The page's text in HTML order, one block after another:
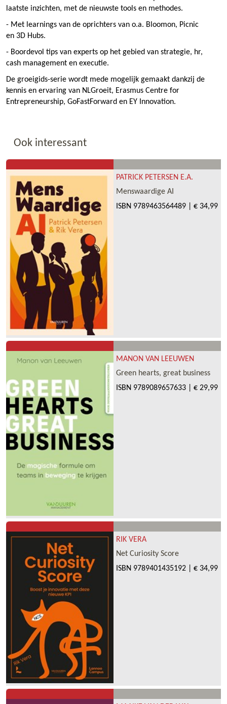
laatste inzichten, met de nieuwste tools en methodes.
- Met learnings van de oprichters van o.a. Bloomon, Picnic
en 3D Hubs.
- Boordevol tips van experts op het gebied van strategie, hr,
cash management en executie.
De groeigids-serie wordt mede mogelijk gemaakt dankzij de
kennis en ervaring van NLGroeit, Erasmus Centre for
Entrepreneurship, GoFastForward en EY Innovation.
Ook interessant
PATRICK PETERSEN E.A.
Menswaardige AI
ISBN 9789463564489 € 34,99
MANON VAN LEEUWEN
Green hearts, great business
ISBN 9789089657633 € 29,99
RIK VERA
Net Curiosity Score
ISBN 9789401435192 € 34,99